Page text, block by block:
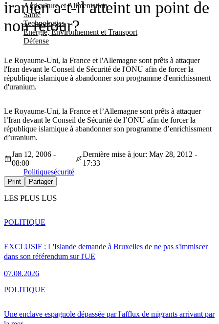
Agriculture et Alimentation
Santé
Technologies
Energie, Environnement et Transport
Défense
iranien a-t-il atteint un point de
non retour?
Le Royaume-Uni, la France et l'Allemagne sont prêts à attaquer
l'Iran devant le Conseil de Sécurité de l'ONU afin de forcer la
république islamique à abandonner son programme d'enrichissment
d'uranium.
Le Royaume-Uni, la France et l’Allemagne sont prêts à attaquer
l’Iran devant le Conseil de Sécurité de l’ONU afin de forcer la
république islamique à abandonner son programme d’enrichissment
d’uranium.
Jan 12, 2006 -
08:00
Dernière mise à jour: May 28, 2012 -
17:33
Politiquesécurité
Print Partager
LES PLUS LUS
EXCLUSIF : L'Islande demande à Bruxelles de ne pas s'immiscer
dans son référendum sur l'UE
07.08.2026
POLITIQUE
Une enclave espagnole dépassée par l'afflux de migrants arrivant par
POLITIQUE